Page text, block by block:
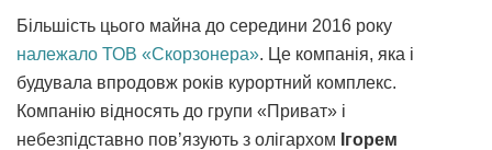
Більшість цього майна до середини 2016 року
належало ТОВ «Скорзонера». Це компанія, яка і
будувала впродовж років курортний комплекс.
Компанію відносять до групи «Приват» і
небезпідставно пов’язують з олігархом Ігорем